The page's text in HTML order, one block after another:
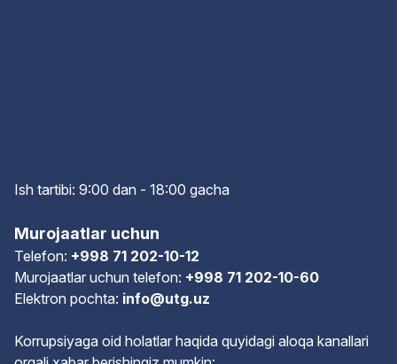
Ish tartibi: 9:00 dan - 18:00 gacha
Murojaatlar uchun
Telefon: +998 71 202-10-12
Murojaatlar uchun telefon: +998 71 202-10-60
Elektron pochta: info@utg.uz
Korrupsiyaga oid holatlar haqida quyidagi aloqa kanallari